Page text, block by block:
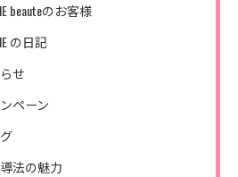
beauteのお客様
の日記
せ
ペーン
法の魅力